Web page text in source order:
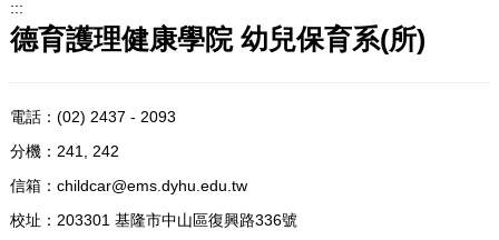
:::
德育護理健康學院 幼兒保育系(所)
電話： (02) 2437 - 2093
分機：241, 242
信箱： childcar@ems.dyhu.edu.tw
校址： 203301 基隆市中山區復興路336號